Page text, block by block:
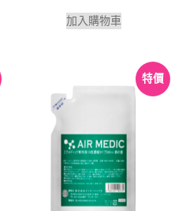
加入購物車
特價